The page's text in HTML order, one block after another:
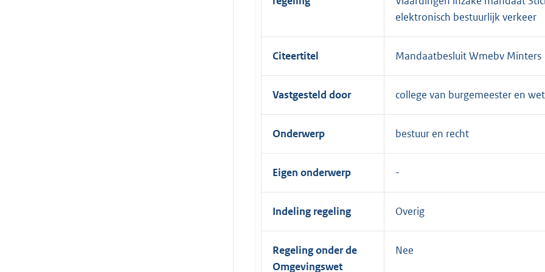
elektronisch bestuurlijk verkeer
Citeertitel Mandaatbesluit Wmebv Minters
Vastgesteld door college van burgemeester en
Onderwerp bestuur en recht
Eigen onderwerp
Indeling regeling Overig
Regeling onder de
Omgevingswet
Nee